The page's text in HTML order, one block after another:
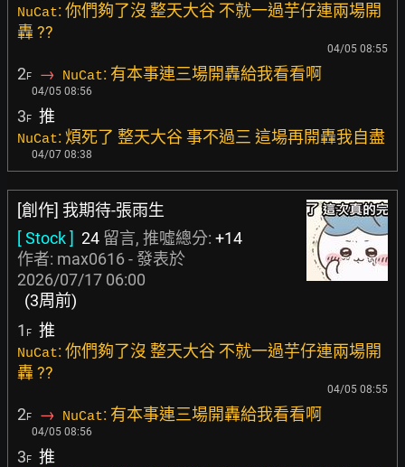
NuCat: 你們夠了沒 整天大谷 不就一過芋仔連兩場開
轟 ??
04/05 08:55
2F → NuCat: 有本事連三場開轟給我看看啊
04/05 08:56
3F 推
NuCat: 煩死了 整天大谷 事不過三 這場再開轟我自盡
04/07 08:38
[創作] 我期待-張雨生
[ Stock ] 24 留言, 推噓總分: +14
作者: max0616- 發表於
2026/07/17 06:00
(3周前)
1 F 推
NuCat: 你們夠了沒 整天大谷 不就一過芋仔連兩場開
轟 ??
04/05 08:55
2F → NuCat: 有本事連三場開轟給我看看啊
04/05 08:56
3F 推